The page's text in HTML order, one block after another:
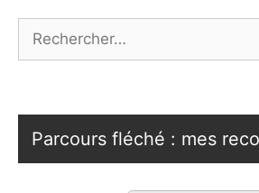
Parcours fléché : mes